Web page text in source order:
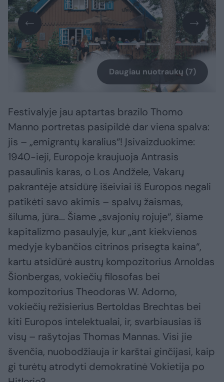
Daugiau nuotraukų (7)
Festivalyje jau aptartas brazilo Thomo
Manno portretas pasipildė dar viena spalva:
jis – „emigrantų karalius“! Įsivaizduokime:
1940-ieji, Europoje kraujuoja Antrasis
pasaulinis karas, o Los Andžele, Vakarų
pakrantėje atsidūrę išeiviai iš Europos negali
patikėti savo akimis – spalvų žaismas,
šiluma, jūra... Šiame „svajonių rojuje“, šiame
kapitalizmo pasaulyje, kur „ant kiekvienos
medyje kybančios citrinos prisegta kaina“,
kartu atsidūrė austrų kompozitorius Arnoldas
Šionbergas, vokiečių filosofas bei
kompozitorius Theodoras W. Adorno,
vokiečių režisierius Bertoldas Brechtas bei
kiti Europos intelektualai, ir, svarbiausias iš
visų – rašytojas Thomas Mannas. Visi jie
švenčia, nuobodžiauja ir karštai ginčijasi, kaip
gi turėtų atrodyti demokratinė Vokietija po